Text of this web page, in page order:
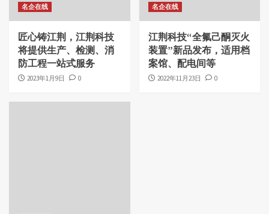
名企在线
匠心铸江荆，江荆科技
将提供生产、检测、消
防工程一站式服务
2023年1月9日 0
名企在线
江荆科技“全氟己酮灭火
装置”新品发布，适用档
案馆、配电间等
2022年11月23日 0